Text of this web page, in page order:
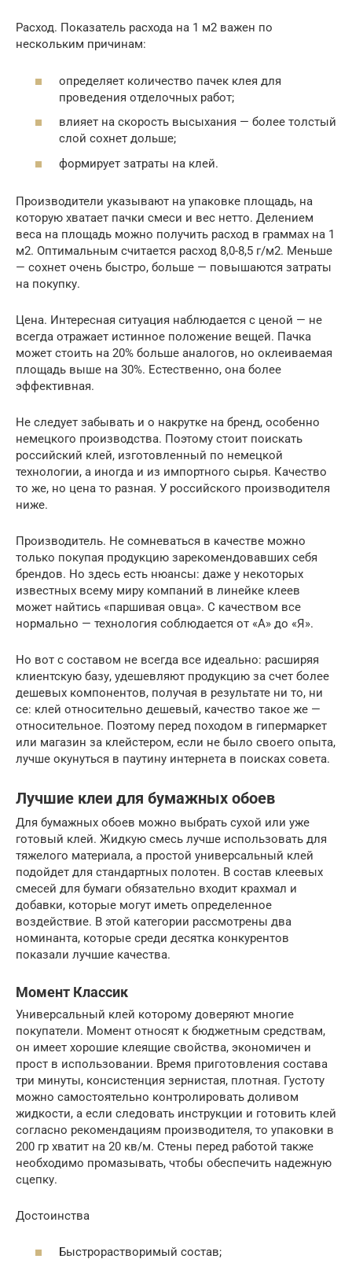
Расход. Показатель расхода на 1 м2 важен по
нескольким причинам:
определяет количество пачек клея для
проведения отделочных работ;
влияет на скорость высыхания — более толстый
слой сохнет дольше;
формирует затраты на клей.
Производители указывают на упаковке площадь, на
которую хватает пачки смеси и вес нетто. Делением
веса на площадь можно получить расход в граммах на 1
м2. Оптимальным считается расход 8,0-8,5 г/м2. Меньше
— сохнет очень быстро, больше — повышаются затраты
на покупку.
Цена. Интересная ситуация наблюдается с ценой — не
всегда отражает истинное положение вещей. Пачка
может стоить на 20% больше аналогов, но оклеиваемая
площадь выше на 30%. Естественно, она более
эффективная.
Не следует забывать и о накрутке на бренд, особенно
немецкого производства. Поэтому стоит поискать
российский клей, изготовленный по немецкой
технологии, а иногда и из импортного сырья. Качество
то же, но цена то разная. У российского производителя
ниже.
Производитель. Не сомневаться в качестве можно
только покупая продукцию зарекомендовавших себя
брендов. Но здесь есть нюансы: даже у некоторых
известных всему миру компаний в линейке клеев
может найтись «паршивая овца». С качеством все
нормально — технология соблюдается от «А» до «Я».
Но вот с составом не всегда все идеально: расширяя
клиентскую базу, удешевляют продукцию за счет более
дешевых компонентов, получая в результате ни то, ни
се: клей относительно дешевый, качество такое же —
относительное. Поэтому перед походом в гипермаркет
или магазин за клейстером, если не было своего опыта,
лучше окунуться в паутину интернета в поисках совета.
Лучшие клеи для бумажных обоев
Для бумажных обоев можно выбрать сухой или уже
готовый клей. Жидкую смесь лучше использовать для
тяжелого материала, а простой универсальный клей
подойдет для стандартных полотен. В состав клеевых
смесей для бумаги обязательно входит крахмал и
добавки, которые могут иметь определенное
воздействие. В этой категории рассмотрены два
номинанта, которые среди десятка конкурентов
показали лучшие качества.
Момент Классик
Универсальный клей которому доверяют многие
покупатели. Момент относят к бюджетным средствам,
он имеет хорошие клеящие свойства, экономичен и
прост в использовании. Время приготовления состава
три минуты, консистенция зернистая, плотная. Густоту
можно самостоятельно контролировать доливом
жидкости, а если следовать инструкции и готовить клей
согласно рекомендациям производителя, то упаковки в
200 гр хватит на 20 кв/м. Стены перед работой также
необходимо промазывать, чтобы обеспечить надежную
сцепку.
Достоинства
Быстрорастворимый состав;